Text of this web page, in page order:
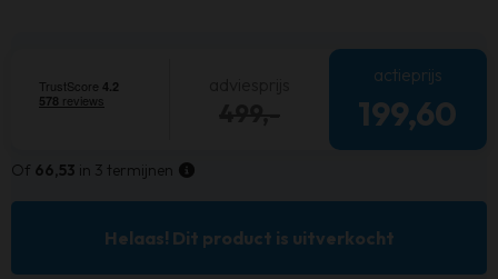
actieprijs
199,60
Of 66,53 in 3 termijnen
Helaas! Dit product is uitverkocht